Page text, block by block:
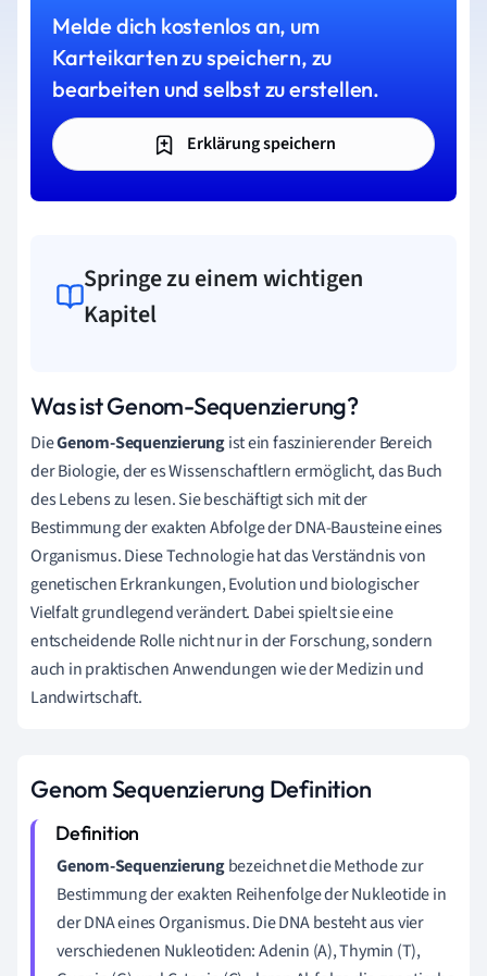
Melde dich kostenlos an, um
Karteikarten zu speichern, zu
bearbeiten und selbst zu erstellen.
Erklärung speichern
Springe zu einem wichtigen
Kapitel
Was ist Genom-Sequenzierung?
DieGenom-Sequenzierungist ein faszinierender Bereich
der Biologie, der es Wissenschaftlern ermöglicht, das Buch
des Lebens zu lesen. Sie beschäftigt sich mit der
Bestimmung der exakten Abfolge der DNA-Bausteine eines
Organismus. Diese Technologie hat das Verständnis von
genetischen Erkrankungen, Evolution und biologischer
Vielfalt grundlegend verändert. Dabei spielt sie eine
entscheidende Rolle nicht nur in der Forschung, sondern
auch in praktischen Anwendungen wie der Medizin und
Landwirtschaft.
Genom Sequenzierung Definition
Genom-Sequenzierungbezeichnet die Methode zur
Bestimmung der exakten Reihenfolge der Nukleotide in
der DNA eines Organismus. Die DNA besteht aus vier
verschiedenen Nukleotiden: Adenin (A), Thymin (T),